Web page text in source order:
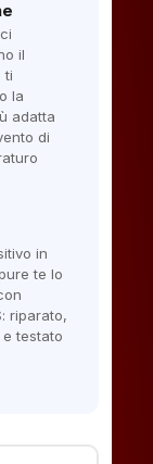
il
ti
la
adatta
di
in
te lo
riparato,
testato